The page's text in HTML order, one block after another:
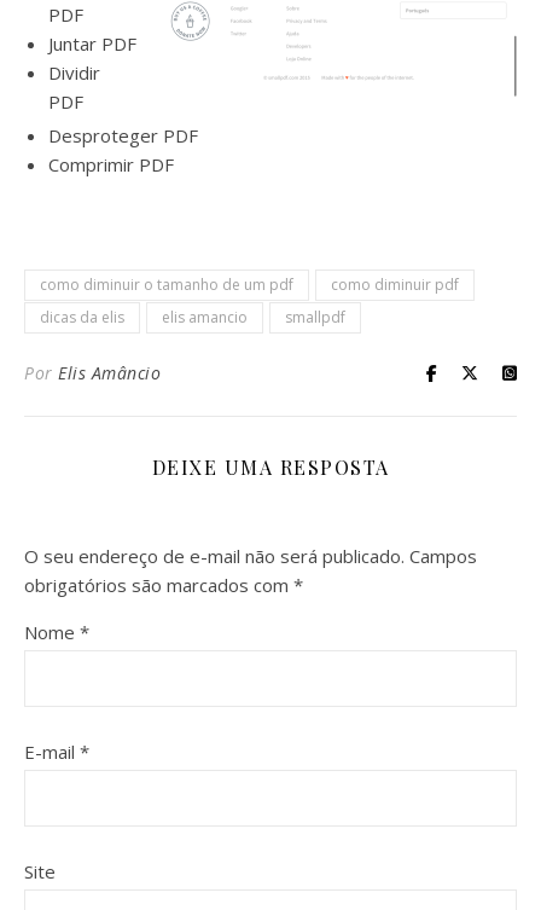
PDF
Juntar PDF
Dividir
PDF
Desproteger PDF
Comprimir PDF
como diminuir o tamanho de um pdf
como diminuir pdf
dicas da elis
elis amancio smallpdf
Por Elis Amâncio
DEIXE UMA RESPOSTA
O seu endereço de e-mail não será publicado. Campos
obrigatórios são marcados com *
Nome *
E-mail *
Site